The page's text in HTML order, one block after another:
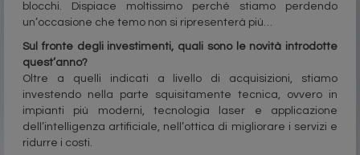
blocchi. Dispiace moltissimo perché stiamo perdendo
un’occasione che temo non si ripresenterà più…
Sul fronte degli investimenti, quali sono le novità introdotte
quest’anno?
Oltre a quelli indicati a livello di acquisizioni, stiamo
investendo nella parte squisitamente tecnica, ovvero in
impianti più moderni, tecnologia laser e applicazione
dell’intelligenza artificiale, nell’ottica di migliorare i servizi e
ridurre i costi.